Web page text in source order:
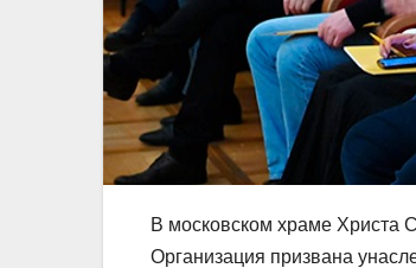
В московском храме Христа
Организация призвана